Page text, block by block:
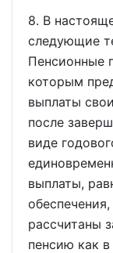
8. В
следующие
Пенсионные
которым
выплаты
после
виде
выплаты,
рассчитаны
пенсию как